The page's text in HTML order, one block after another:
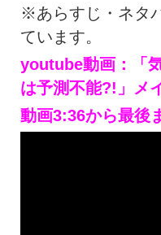
※あらすじ・ネタ
ています。
youtube動画：「
は予測不能?!」メ
動画3:36から最後